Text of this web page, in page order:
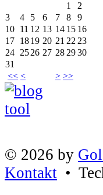
<< < > >>
1
2
3
4 5 6 7 8
9
10 11 12 13 14 15 16
17 1819 20 21 22 23
24 2526 27 28 2930
31
© 2026 by
Kontakt •